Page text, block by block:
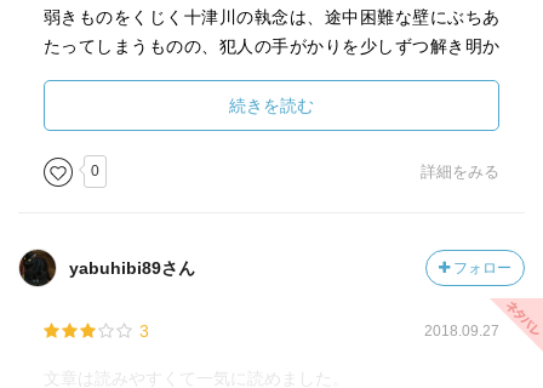
弱きものをくじく十津川の執念は、途中困難な壁にぶちあ
たってしまうものの、犯人の手がかりを少しずつ解き明か
続きを読む
0 詳細をみる
yabuhibi89さん フォロー
3 2018.09.27
文章は読みやすくて一気に読めました。